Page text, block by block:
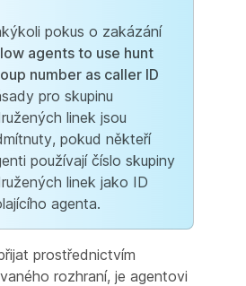
pokus o zakázání
agents to use hunt
number as caller ID
pro skupinu
linek jsou
pokud někteří
používají číslo skupiny
linek jako ID
agenta.
prostřednictvím
rozhraní, je agentovi